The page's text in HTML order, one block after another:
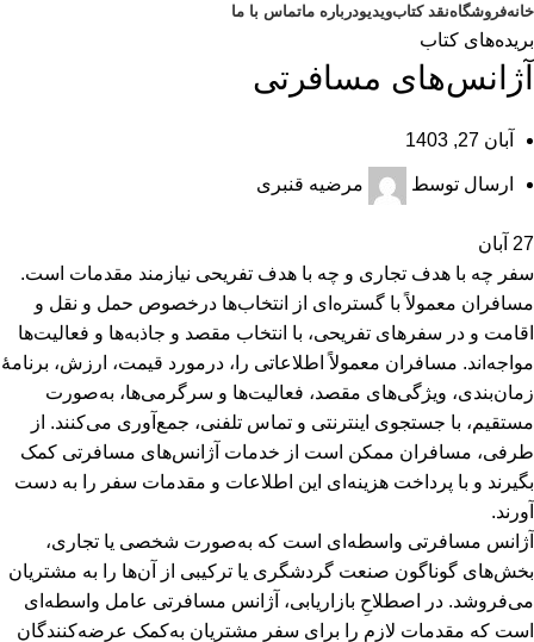
خانهفروشگاهنقد کتابویدیودرباره‌ ماتماس با ما
بریده‌های کتاب
آژانس‌های مسافرتی
آبان 27, 1403
ارسال توسط مرضیه قنبری
27 آبان
سفر چه با هدف تجاری و چه با هدف تفریحی نیازمند مقدمات است.
مسافران معمولاً با گستره‌ای از انتخاب‌ها درخصوص حمل و نقل و
اقامت و در سفرهای تفریحی، با انتخاب مقصد و جاذبه‌ها و فعالیت‌ها
مواجه‌اند. مسافران معمولاً اطلاعاتی را، درمورد قیمت، ارزش، برنامۀ
زمان‌بندی، ویژگی‌های مقصد، فعالیت‌ها و سرگرمی‌ها، به‌صورت
مستقیم، با جستجوی اینترنتی و تماس تلفنی، جمع‌آوری می‌کنند. از
طرفی، مسافران ممکن است از خدمات آژانس‌های مسافرتی کمک
بگیرند و با پرداخت هزینه‌ای این اطلاعات و مقدمات سفر را به دست
آورند.
آژانس مسافرتی واسطه‌ای است که به‌صورت شخصی یا تجاری،
بخش‌های گوناگون صنعت گردشگری یا ترکیبی از آن‌ها را به مشتریان
می‌فروشد. در اصطلاحِ بازاریابی، آژانس مسافرتی عامل واسطه‌ای
است که مقدمات لازم را برای سفر مشتریان به‌کمک عرضه‌کنندگان